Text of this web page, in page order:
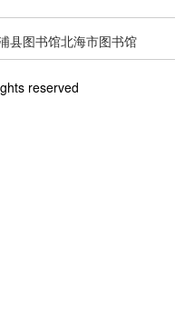
县图书馆北海市图书馆
reserved